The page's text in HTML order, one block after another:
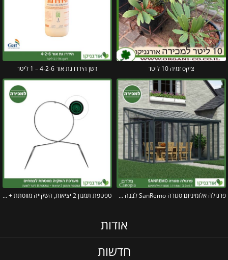
ציקס זמיה 10 ליטר דשן הידרו גת אור 4-2-6 – 1 ליטר
פרגולה אלומיניום סגורה SanRemo לבנה 3X4.4 קירוי לבן מבית Canopia טפטפת תמנון 2 יציאות, השקייה מווסתת + טפטפת 8 ליטר לשעה
אודות
חדשות